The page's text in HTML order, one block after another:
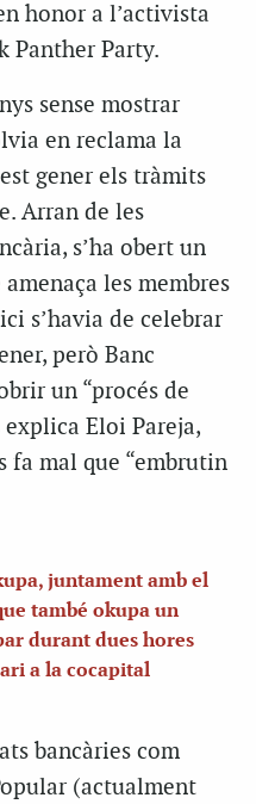
honor a l’activista
Panther Party.
sense mostrar
en reclama la
gener els tràmits
Arran de les
s’ha obert un
les membres
s’havia de celebrar
però Banc
un “procés de
explica Eloi Pareja,
fa mal que “embrutin
juntament amb el
també okupa un
durant dues hores
a la cocapital
bancàries com
(actualment